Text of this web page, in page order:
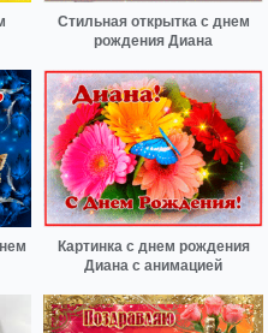
Стильная открытка с днем
рождения Диана
Картинка с днем рождения
Диана с анимацией